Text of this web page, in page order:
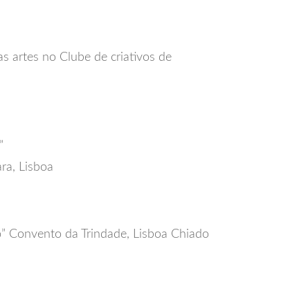
artes no Clube de criativos de
Lisboa
Convento da Trindade, Lisboa Chiado